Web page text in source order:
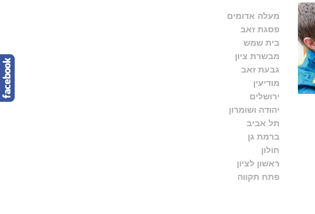
מעלה אדומים
פסגת זאב
בית שמש
מבשרת ציון
גבעת זאב
מודיעין
ירושלים
יהודה ושומרון
תל אביב
ברמת גן
חולון
ראשון לציון
פתח תקווה